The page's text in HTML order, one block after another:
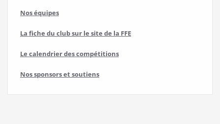
Nos équipes
La fiche du club sur le site de la FFE
Le calendrier des compétitions
Nos sponsors et soutiens